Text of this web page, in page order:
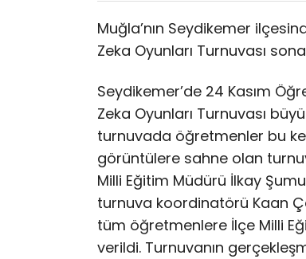
Muğla’nın Seydikemer
Zeka Oyunları Turnuvası
Seydikemer’de 24 Kasım
Zeka Oyunları Turnuvası
turnuvada öğretmenler bu
görüntülere sahne olan
Milli Eğitim Müdürü İlkay
turnuva koordinatörü Kaan
tüm öğretmenlere İlçe Milli
verildi. Turnuvanın